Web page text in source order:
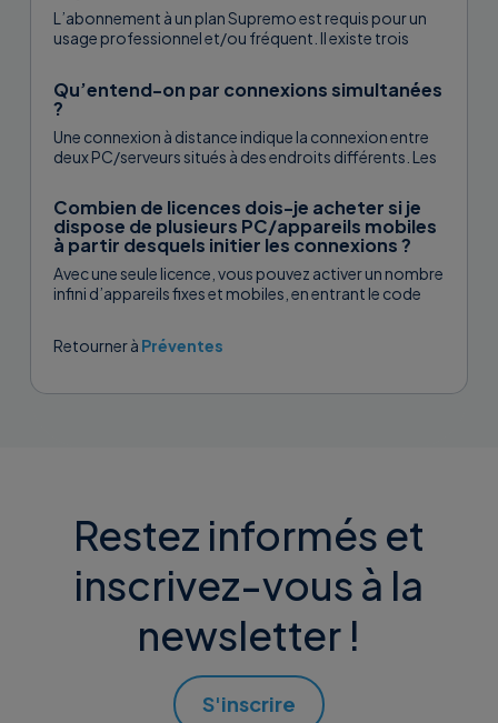
L’abonnement à un plan Supremo est requis pour un
usage professionnel et/ou fréquent. Il existe trois
Qu’entend-on par connexions simultanées
?
Une connexion à distance indique la connexion entre
deux PC/serveurs situés à des endroits différents. Les
Combien de licences dois-je acheter si je
dispose de plusieurs PC/appareils mobiles
à partir desquels initier les connexions ?
Avec une seule licence, vous pouvez activer un nombre
infini d’appareils fixes et mobiles, en entrant le code
Retourner à Préventes
Restez informés et
inscrivez-vous à la
newsletter !
S'inscrire